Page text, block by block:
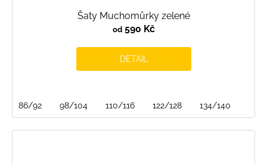
Šaty Muchomůrky zelené
od590 Kč
DETAIL
86/92 98/104 110/116 122/128 134/140